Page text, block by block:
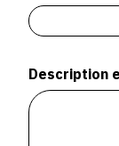
Description